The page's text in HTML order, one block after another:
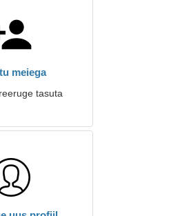
meiega
tasuta